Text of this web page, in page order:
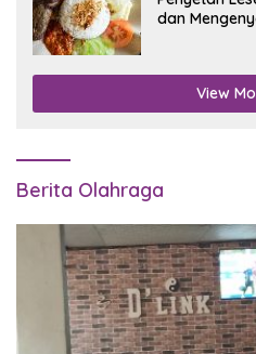
dan
View
Berita Olahraga